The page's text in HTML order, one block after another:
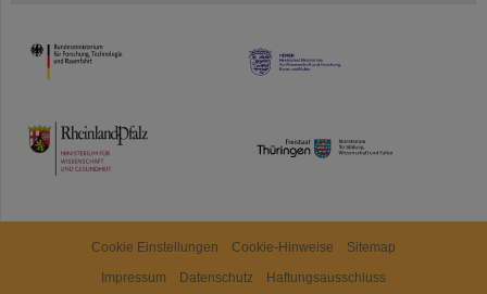
HMWK
TMWWDG
Cookie Einstellungen Cookie-Hinweise
Sitemap
Impressum
Datenschutz Haftungsausschluss